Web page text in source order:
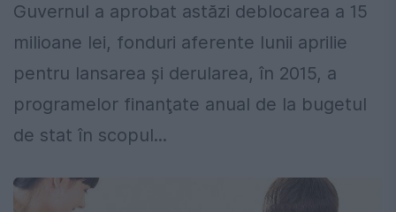
Guvernul a aprobat astăzi deblocarea a 15
milioane lei, fonduri aferente lunii aprilie
pentru lansarea şi derularea, în 2015, a
programelor finanţate anual de la bugetul
de stat în scopul...